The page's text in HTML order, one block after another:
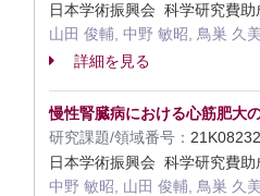
日本学術振興会 科学研究費
山田 俊輔, 中野 敏昭, 鳥巣 久
詳細を見る
慢性腎臓病における心筋肥大
研究課題/領域番号： 21K08232
日本学術振興会 科学研究費
中野 敏昭, 山田 俊輔, 鳥巣 久